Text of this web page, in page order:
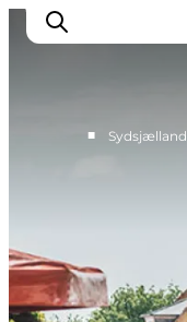
Spis
Overnat
■